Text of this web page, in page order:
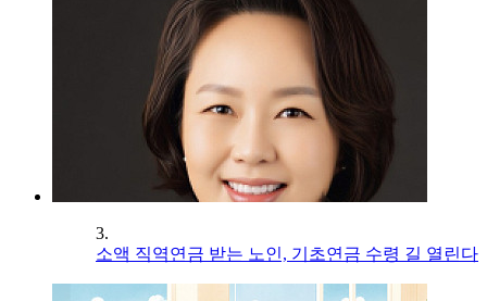
3.
소액 직역연금 받는 노인, 기초연금 수령 길 열린다